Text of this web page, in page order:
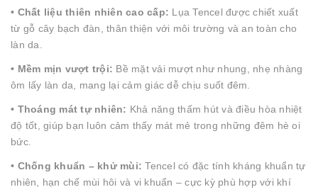
• Chất liệu thiên nhiên cao cấp: Lụa Tencel được chiết xuất
từ gỗ cây bạch đàn, thân thiện với môi trường và an toàn cho
làn da.
• Mềm mịn vượt trội: Bề mặt vải mượt như nhung, nhẹ nhàng
ôm lấy làn da, mang lại cảm giác dễ chịu suốt đêm.
• Thoáng mát tự nhiên: Khả năng thấm hút và điều hòa nhiệt
độ tốt, giúp bạn luôn cảm thấy mát mẻ trong những đêm hè oi
bức.
• Chống khuẩn – khử mùi:Tencel có đặc tính kháng khuẩn tự
nhiên, hạn chế mùi hôi và vi khuẩn – cực kỳ phù hợp với khí